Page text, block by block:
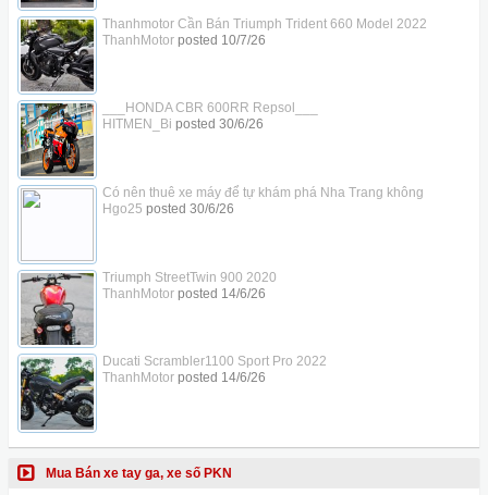
Thanhmotor Cần Bán Triumph Trident 660 Model 2022
ThanhMotorposted 10/7/26
___HONDA CBR 600RR Repsol___
HITMEN_Bi posted 30/6/26
Có nên thuê xe máy để tự khám phá Nha Trang không
Hgo25 posted 30/6/26
Triumph StreetTwin 900 2020
ThanhMotorposted 14/6/26
Ducati Scrambler1100 Sport Pro 2022
ThanhMotorposted 14/6/26
Mua Bán xe tay ga, xe số PKN